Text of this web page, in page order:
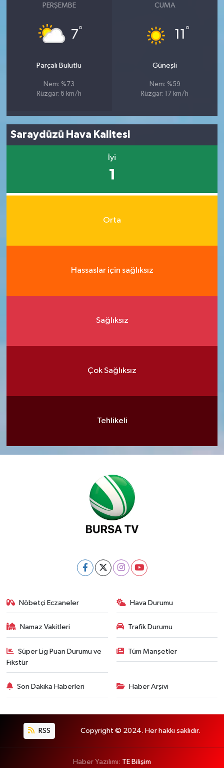
PERŞEMBE
7°
Parçalı Bulutlu
Nem: %73
Rüzgar: 6 km/h
CUMA
11 °
Güneşli
Nem: %59
Rüzgar: 17 km/h
Saraydüzü Hava Kalitesi
İyi
1
Orta
Hassaslar için sağlıksız
Sağlıksız
Çok Sağlıksız
Tehlikeli
Nöbetçi Eczaneler Hava Durumu
Namaz Vakitleri Trafik Durumu
Süper Lig Puan Durumu ve
Fikstür
Tüm Manşetler
Son Dakika Haberleri Haber Arşivi
RSS Copyright © 2024. Her hakkı saklıdır.
Haber Yazılımı: TE Bilişim